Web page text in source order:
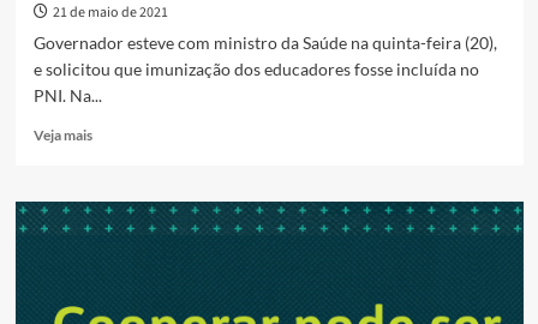
21 de maio de 2021
Governador esteve com ministro da Saúde na quinta-feira (20),
e solicitou que imunização dos educadores fosse incluída no
PNI. Na...
Veja maisRead
Caiado
quer